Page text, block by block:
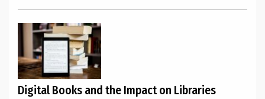
Digital Books and the Impact on Libraries